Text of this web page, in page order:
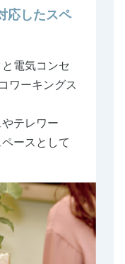
応したスペ
電気コンセ
ワーキングス
テレワー
ースとして